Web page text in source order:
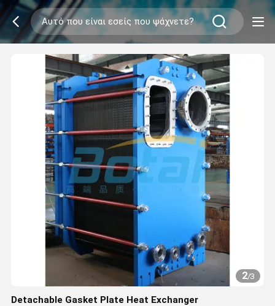
2/3
Detachable Gasket Plate Heat Exchanger